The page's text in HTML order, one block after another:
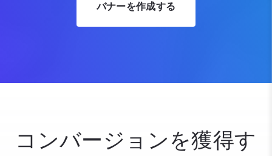
バナーを作成する
コンバージョンを獲得す